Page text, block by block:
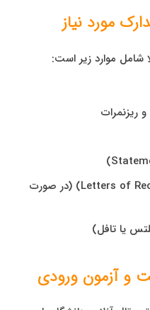
مورد نیاز
شامل موارد زیر است:
ریزنمرات
توصیه‌نامه (Letters of Recommendation) (در صورت
یا تافل)
و آزمون ورودی